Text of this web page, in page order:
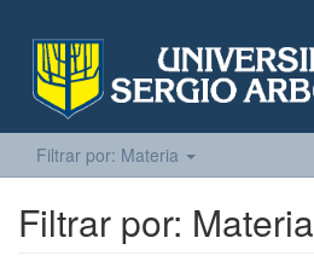
Filtrar por: Materia
Filtrar por: Materia